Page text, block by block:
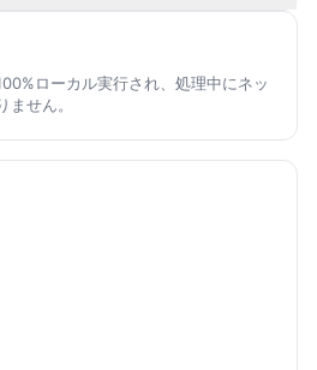
ローカル実行され、処理中にネッ
ません。